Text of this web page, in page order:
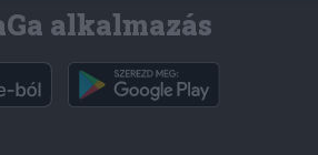
alkalmazás